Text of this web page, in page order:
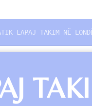
LAPAJ TAKIM NË